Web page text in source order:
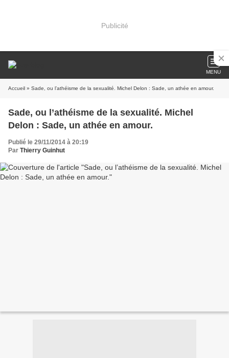
Publicité
MENU
Accueil » Sade, ou l’athéisme de la sexualité. Michel Delon : Sade, un athée en amour.
Sade, ou l’athéisme de la sexualité. Michel
Delon : Sade, un athée en amour.
Publié le 29/11/2014 à 20:19
Par Thierry Guinhut